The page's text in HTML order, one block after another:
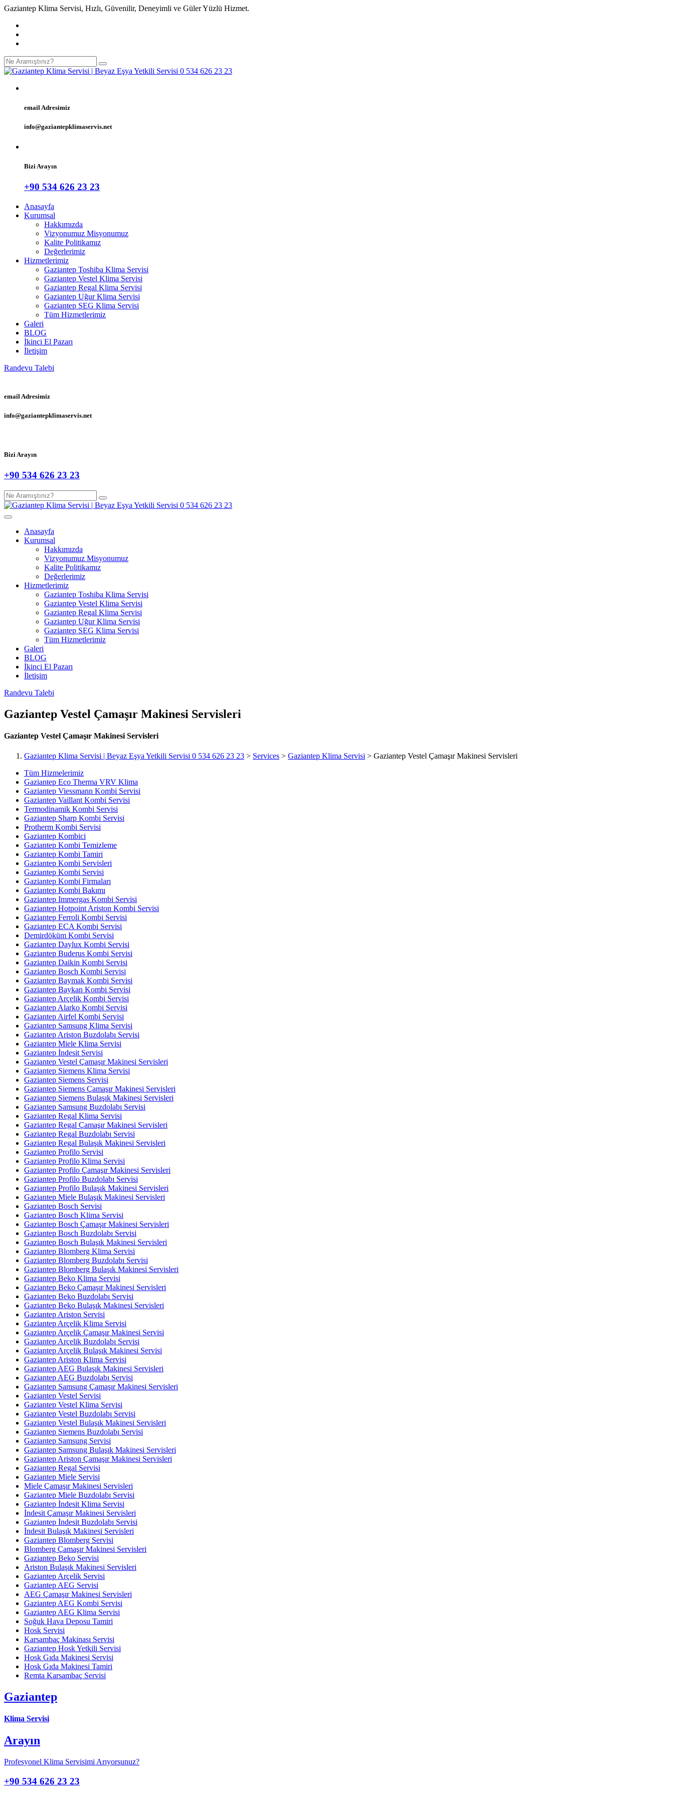
Gaziantep Klima Servisi, Hızlı, Güvenilir, Deneyimli ve Güler Yüzlü Hizmet.
email Adresimiz
info@gaziantepklimaservis.net
Bizi Arayın
+90 534 626 23 23
Anasayfa
Kurumsal
Hakkımızda
Vizyonumuz Misyonumuz
Kalite Politikamız
Değerlerimiz
Hizmetlerimiz
Gaziantep Toshiba Klima Servisi
Gaziantep Vestel Klima Servisi
Gaziantep Regal Klima Servisi
Gaziantep Uğur Klima Servisi
Gaziantep SEG Klima Servisi
Tüm Hizmetlerimiz
Galeri
BLOG
İkinci El Pazarı
İletişim
Randevu Talebi
email Adresimiz
info@gaziantepklimaservis.net
Bizi Arayın
+90 534 626 23 23
Anasayfa
Kurumsal
Hakkımızda
Vizyonumuz Misyonumuz
Kalite Politikamız
Değerlerimiz
Hizmetlerimiz
Gaziantep Toshiba Klima Servisi
Gaziantep Vestel Klima Servisi
Gaziantep Regal Klima Servisi
Gaziantep Uğur Klima Servisi
Gaziantep SEG Klima Servisi
Tüm Hizmetlerimiz
Galeri
BLOG
İkinci El Pazarı
İletişim
Randevu Talebi
Gaziantep Vestel Çamaşır Makinesi Servisleri
Gaziantep Vestel Çamaşır Makinesi Servisleri
Gaziantep Klima Servisi | Beyaz Eşya Yetkili Servisi 0 534 626 23 23 > Services > Gaziantep Klima Servisi > Gaziantep Vestel Çamaşır Makinesi Servisleri
Tüm Hizmelerimiz
Gaziantep Eco Therma VRV Klima
Gaziantep Viessmann Kombi Servisi
Gaziantep Vaillant Kombi Servisi
Termodinamik Kombi Servisi
Gaziantep Sharp Kombi Servisi
Protherm Kombi Servisi
Gaziantep Kombici
Gaziantep Kombi Temizleme
Gaziantep Kombi Tamiri
Gaziantep Kombi Servisleri
Gaziantep Kombi Servisi
Gaziantep Kombi Firmaları
Gaziantep Kombi Bakımı
Gaziantep Immergas Kombi Servisi
Gaziantep Hotpoint Ariston Kombi Servisi
Gaziantep Ferroli Kombi Servisi
Gaziantep ECA Kombi Servisi
Demirdöküm Kombi Servisi
Gaziantep Daylux Kombi Servisi
Gaziantep Buderus Kombi Servisi
Gaziantep Daikin Kombi Servisi
Gaziantep Bosch Kombi Servisi
Gaziantep Baymak Kombi Servisi
Gaziantep Baykan Kombi Servisi
Gaziantep Arçelik Kombi Servisi
Gaziantep Alarko Kombi Servisi
Gaziantep Airfel Kombi Servisi
Gaziantep Samsung Klima Servisi
Gaziantep Ariston Buzdolabı Servisi
Gaziantep Miele Klima Servisi
Gaziantep İndesit Servisi
Gaziantep Vestel Çamaşır Makinesi Servisleri
Gaziantep Siemens Klima Servisi
Gaziantep Siemens Servisi
Gaziantep Siemens Çamaşır Makinesi Servisleri
Gaziantep Siemens Bulaşık Makinesi Servisleri
Gaziantep Samsung Buzdolabı Servisi
Gaziantep Regal Klima Servisi
Gaziantep Regal Çamaşır Makinesi Servisleri
Gaziantep Regal Buzdolabı Servisi
Gaziantep Regal Bulaşık Makinesi Servisleri
Gaziantep Profilo Servisi
Gaziantep Profilo Klima Servisi
Gaziantep Profilo Çamaşır Makinesi Servisleri
Gaziantep Profilo Buzdolabı Servisi
Gaziantep Profilo Bulaşık Makinesi Servisleri
Gaziantep Miele Bulaşık Makinesi Servisleri
Gaziantep Bosch Servisi
Gaziantep Bosch Klima Servisi
Gaziantep Bosch Çamaşır Makinesi Servisleri
Gaziantep Bosch Buzdolabı Servisi
Gaziantep Bosch Bulaşık Makinesi Servisleri
Gaziantep Blomberg Klima Servisi
Gaziantep Blomberg Buzdolabı Servisi
Gaziantep Blomberg Bulaşık Makinesi Servisleri
Gaziantep Beko Klima Servisi
Gaziantep Beko Çamaşır Makinesi Servisleri
Gaziantep Beko Buzdolabı Servisi
Gaziantep Beko Bulaşık Makinesi Servisleri
Gaziantep Ariston Servisi
Gaziantep Arçelik Klima Servisi
Gaziantep Arçelik Çamaşır Makinesi Servisi
Gaziantep Arçelik Buzdolabı Servisi
Gaziantep Arçelik Bulaşık Makinesi Servisi
Gaziantep Ariston Klima Servisi
Gaziantep AEG Bulaşık Makinesi Servisleri
Gaziantep AEG Buzdolabı Servisi
Gaziantep Samsung Çamaşır Makinesi Servisleri
Gaziantep Vestel Servisi
Gaziantep Vestel Klima Servisi
Gaziantep Vestel Buzdolabı Servisi
Gaziantep Vestel Bulaşık Makinesi Servisleri
Gaziantep Siemens Buzdolabı Servisi
Gaziantep Samsung Servisi
Gaziantep Samsung Bulaşık Makinesi Servisleri
Gaziantep Ariston Çamaşır Makinesi Servisleri
Gaziantep Regal Servisi
Gaziantep Miele Servisi
Miele Çamaşır Makinesi Servisleri
Gaziantep Miele Buzdolabı Servisi
Gaziantep İndesit Klima Servisi
İndesit Çamaşır Makinesi Servisleri
Gaziantep İndesit Buzdolabı Servisi
İndesit Bulaşık Makinesi Servisleri
Gaziantep Blomberg Servisi
Blomberg Çamaşır Makinesi Servisleri
Gaziantep Beko Servisi
Ariston Bulaşık Makinesi Servisleri
Gaziantep Arçelik Servisi
Gaziantep AEG Servisi
AEG Çamaşır Makinesi Servisleri
Gaziantep AEG Kombi Servisi
Gaziantep AEG Klima Servisi
Soğuk Hava Deposu Tamiri
Hosk Servisi
Karsambaç Makinası Servisi
Gaziantep Hosk Yetkili Servisi
Hosk Gıda Makinesi Servisi
Hosk Gıda Makinesi Tamiri
Remta Karsambaç Servisi
Gaziantep
Klima Servisi
Arayın
Profesyonel Klima Servisimi Arıyorsunuz?
+90 534 626 23 23